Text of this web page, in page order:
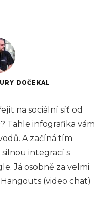
DOČEKAL
na sociální síť od
Tahle infografika vám
A začíná tím
integrací s
Já osobně za velmi
(video chat)